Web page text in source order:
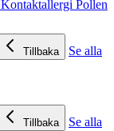
Kontaktallergi Pollen
Tillbaka
Se alla
Tillbaka
Se alla